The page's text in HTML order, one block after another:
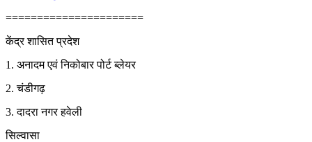
======================
केंद्र शासित प्रदेश
1. अनादम एवं निकोबार पोर्ट ब्लेयर
2. चंडीगढ़
3. दादरा नगर हवेली
सिल्वासा